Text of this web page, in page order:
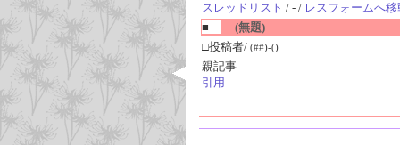
スレッドリスト / - / レスフォームへ移
■
(無題)
□投稿者/ (##)-()
親記事
引用